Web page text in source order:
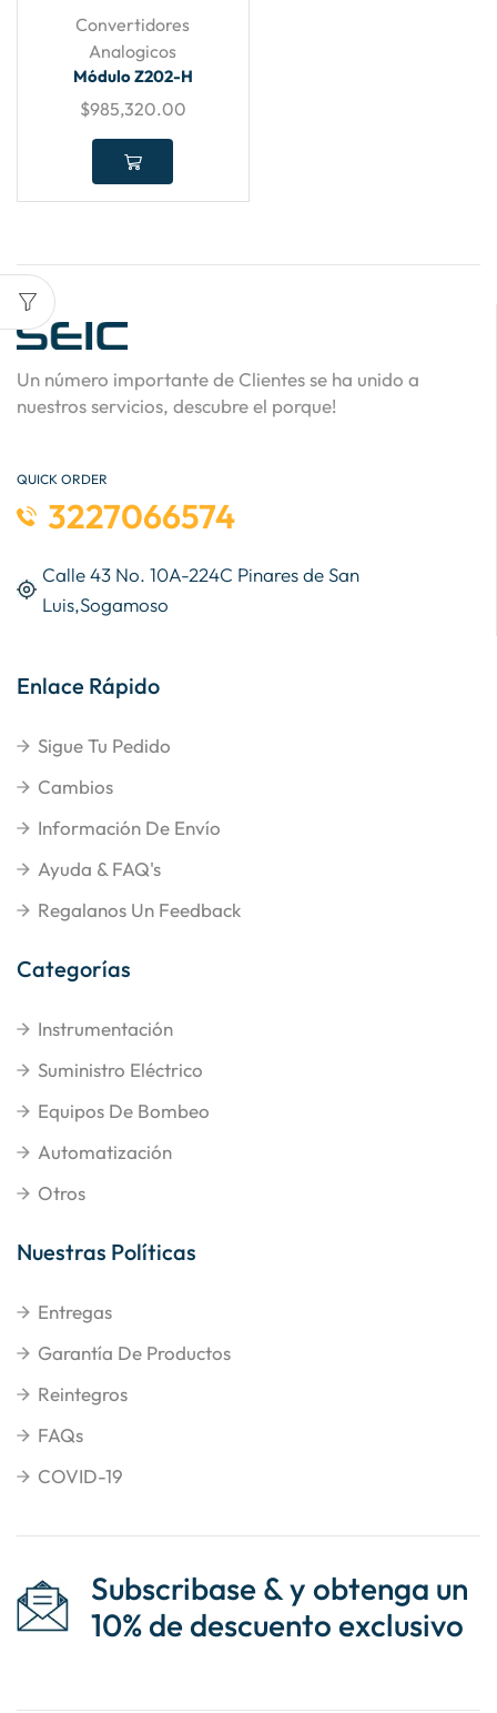
Convertidores
Analogicos
Módulo Z202-H
$985,320.00
Un número importante de Clientes se ha unido a
nuestros servicios, descubre el porque!
QUICK ORDER
3227066574
Calle 43 No. 10A-224C Pinares de San
Luis,Sogamoso
Enlace Rápido
Sigue Tu Pedido
Cambios
Información De Envío
Ayuda & FAQ's
Regalanos Un Feedback
Categorías
Instrumentación
Suministro Eléctrico
Equipos De Bombeo
Automatización
Otros
Nuestras Políticas
Entregas
Garantía De Productos
Reintegros
FAQs
COVID-19
Subscribase & y obtenga un
10% de descuento exclusivo